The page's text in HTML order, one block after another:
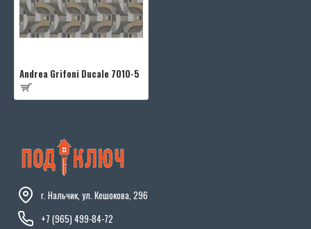
Andrea Grifoni Ducale 7010-5
г. Нальчик, ул. Кешокова, 296
+7 (965) 499-84-72